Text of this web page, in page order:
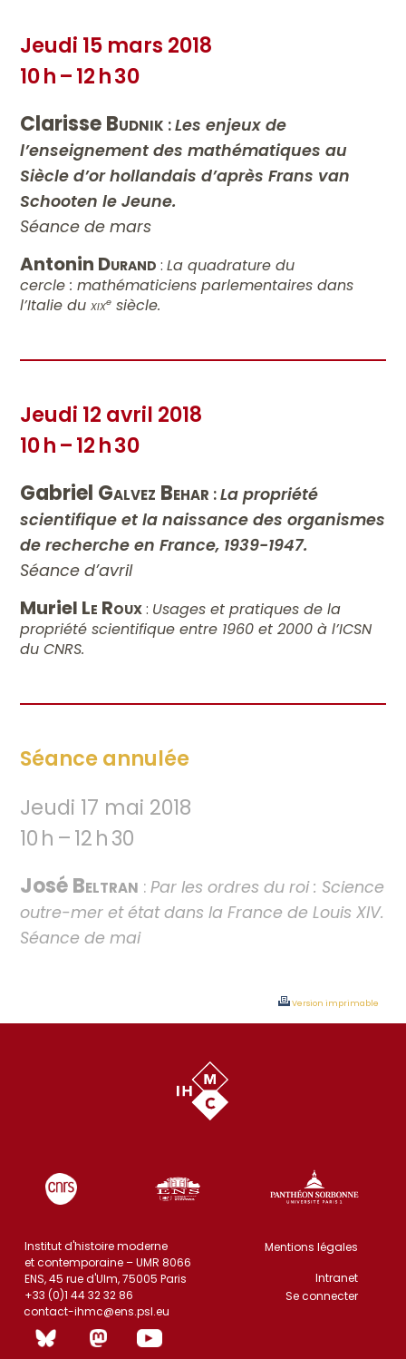
Jeudi 15 mars 2018
10 h – 12 h 30
ClarisseBudnik :Les enjeux de
l’enseignement des mathématiques au
Siècle d’or hollandais d’après Frans van
Schooten le Jeune.
Séance de mars
Antonin Durand :La quadrature du
cercle : mathématiciens parlementaires dans
l’Italie duxixe siècle.
Jeudi 12 avril 2018
10 h – 12 h 30
Gabriel Galvez Behar :La propriété
scientifique et la naissance des organismes
de recherche en France, 1939-1947.
Séance d’avril
Muriel Le Roux: Usages et pratiques de la
propriété scientifique entre 1960 et 2000 à l’ICSN
du CNRS.
Séance annulée
Jeudi 17 mai 2018
10 h – 12 h 30
JoséBeltran :Par les ordres du roi : Science
outre-mer et état dans la France de Louis XIV.
Séance de mai
Version imprimable
Institut d'histoire moderne
et contemporaine – UMR 8066
ENS, 45 rue d'Ulm, 75005 Paris
+33 (0)1 44 32 32 86
contact-ihmc@ens.psl.eu
Mentions légales
Intranet
Se connecter